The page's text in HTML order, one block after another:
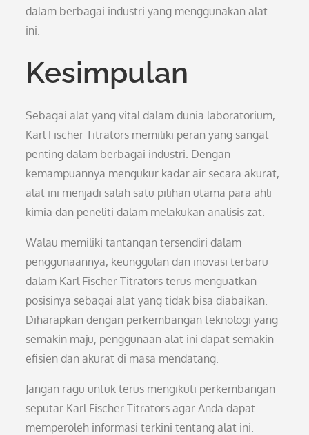
dalam berbagai industri yang menggunakan alat
ini.
Kesimpulan
Sebagai alat yang vital dalam dunia laboratorium,
Karl Fischer Titrators memiliki peran yang sangat
penting dalam berbagai industri. Dengan
kemampuannya mengukur kadar air secara akurat,
alat ini menjadi salah satu pilihan utama para ahli
kimia dan peneliti dalam melakukan analisis zat.
Walau memiliki tantangan tersendiri dalam
penggunaannya, keunggulan dan inovasi terbaru
dalam Karl Fischer Titrators terus menguatkan
posisinya sebagai alat yang tidak bisa diabaikan.
Diharapkan dengan perkembangan teknologi yang
semakin maju, penggunaan alat ini dapat semakin
efisien dan akurat di masa mendatang.
Jangan ragu untuk terus mengikuti perkembangan
seputar Karl Fischer Titrators agar Anda dapat
memperoleh informasi terkini tentang alat ini.